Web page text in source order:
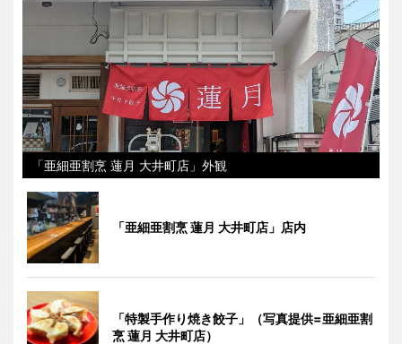
「亜細亜割烹 蓮月 大井町店」外観
「亜細亜割烹 蓮月 大井町店」店内
「特製手作り焼き餃子」（写真提供=亜細亜割
烹 蓮月 大井町店）